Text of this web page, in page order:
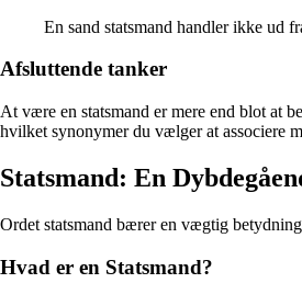
En sand statsmand handler ikke ud
Afsluttende tanker
At være en statsmand er mere end blot at
hvilket synonymer du vælger at associere
Statsmand: En
Ordet statsmand bærer en vægtig
Hvad er en Statsmand?